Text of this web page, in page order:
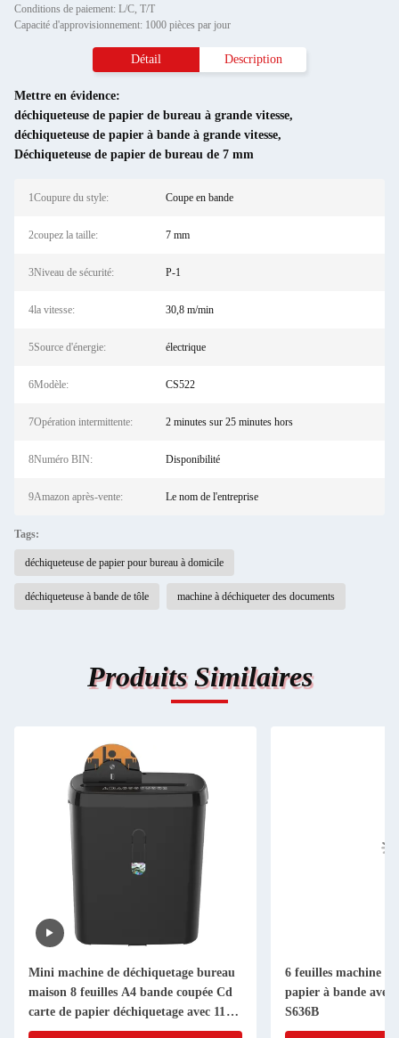
Conditions de paiement: L/C, T/T
Capacité d'approvisionnement: 1000 pièces par jour
Détail Description
Mettre en évidence:
déchiqueteuse de papier de bureau à grande vitesse,
déchiqueteuse de papier à bande à grande vitesse,
Déchiqueteuse de papier de bureau de 7 mm
1Coupure du style: Coupe en bande
2coupez la taille: 7 mm
3Niveau de sécurité: P-1
4la vitesse: 30,8 m/min
5Source d'énergie: électrique
6Modèle: CS522
7Opération intermittente: 2 minutes sur 25 minutes hors
8Numéro BIN: Disponibilité
9Amazon après-vente: Le nom de l'entreprise
Tags:
déchiqueteuse de papier pour bureau à domicile
déchiqueteuse à bande de tôle machine à déchiqueter des documents
Produits Similaires
Mini machine de déchiquetage bureau
maison 8 feuilles A4 bande coupée Cd
carte de papier déchiquetage avec 11L
Bin SD108P
6 feuilles machine à
papier à bande
S636B